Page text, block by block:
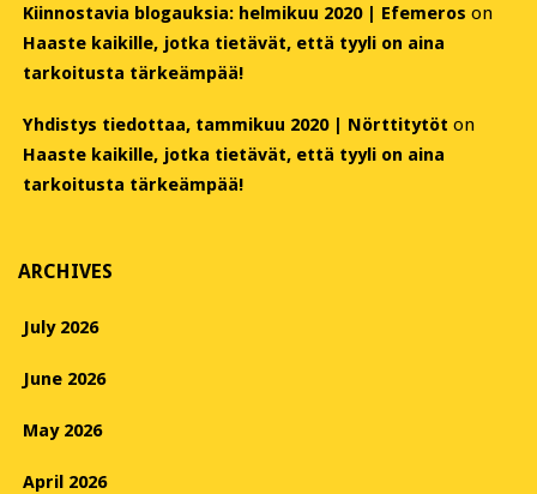
Kiinnostavia blogauksia: helmikuu 2020 | Efemeros on
Haaste kaikille, jotka tietävät, että tyyli on aina
tarkoitusta tärkeämpää!
Yhdistys tiedottaa, tammikuu 2020 | Nörttitytöt on
Haaste kaikille, jotka tietävät, että tyyli on aina
tarkoitusta tärkeämpää!
ARCHIVES
July 2026
June 2026
May 2026
April 2026